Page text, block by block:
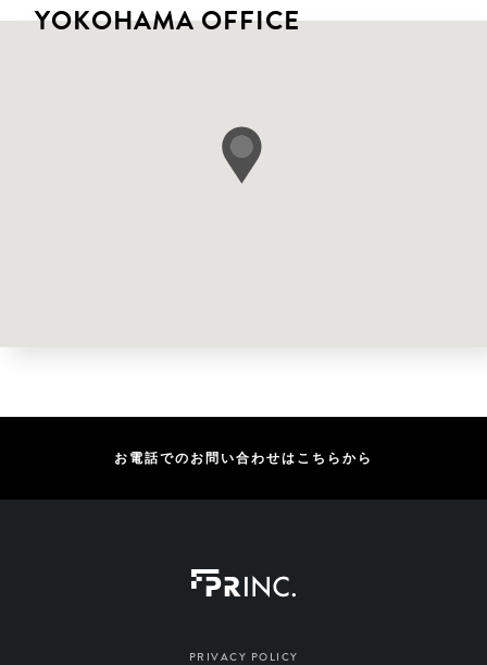
YOKOHAMA OFFICE
お電話でのお問い合わせはこちらから
PRIVACY POLICY